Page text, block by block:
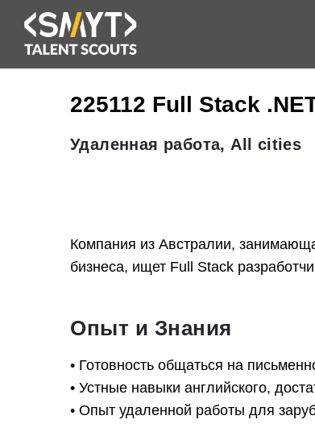
225112 Full Stack
Удаленная работа, All cities
Компания из Австралии,
бизнеса, ищет Full Stack
Опыт и Знания
• Готовность общаться на
• Устные навыки английского,
• Опыт удаленной работы для